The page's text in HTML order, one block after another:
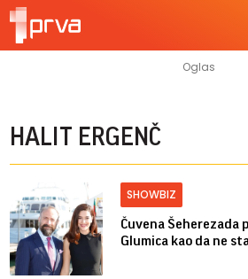
HALIT ERGENČ
SHOWBIZ
Čuvena Šeherezada
Glumica kao da ne